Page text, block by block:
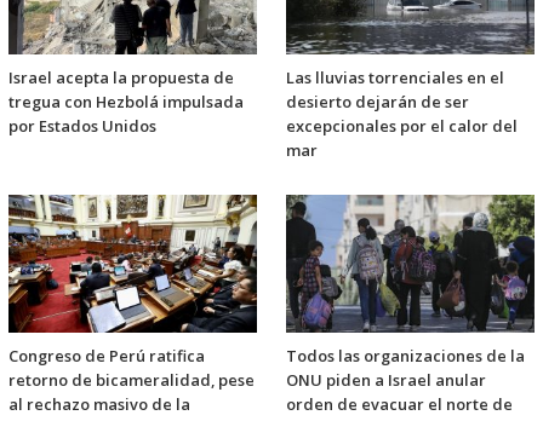
Israel acepta la propuesta de
tregua con Hezbolá impulsada
por Estados Unidos
Las lluvias torrenciales en el
desierto dejarán de ser
excepcionales por el calor del
mar
Congreso de Perú ratifica
retorno de bicameralidad, pese
al rechazo masivo de la
Todos las organizaciones de la
ONU piden a Israel anular
orden de evacuar el norte de